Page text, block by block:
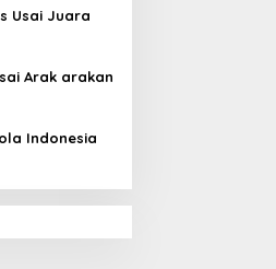
Usai Juara
Arak arakan
Indonesia